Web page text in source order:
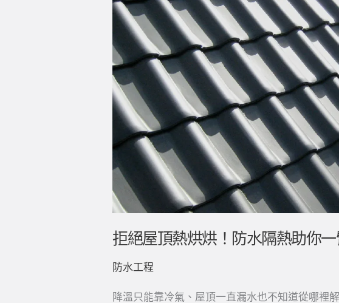
拒絕屋頂熱烘烘！防水隔熱助你一
防水工程
降溫只能靠冷氣、屋頂一直漏水也不知道從哪裡
屋
頂
熱
烘
烘！
防
隔
熱
助
一
臂